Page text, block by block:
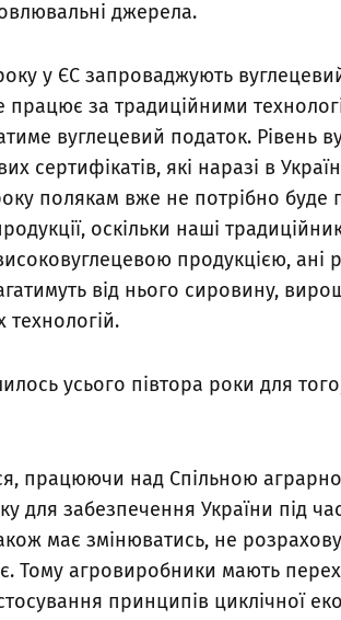
джерела.
у ЄС запроваджують
працює за традиційними
вуглецевий податок. Рівень
сертифікатів, які наразі в
полякам вже не потрібно буде
оскільки наші
продукцією, ані
від нього сировину,
технологій.
усього півтора роки для
працюючи над Спільною
для забезпечення України під
має змінюватись, не
Тому агровиробники мають
принципів циклічної